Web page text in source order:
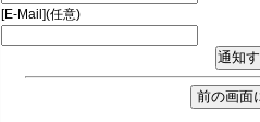
[E-Mail](任意)